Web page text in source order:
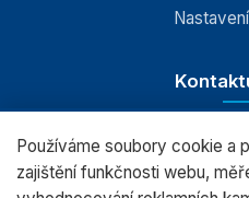
RADWAG CZ
Používáme soubory cookie a
zajištění funkčnosti webu,